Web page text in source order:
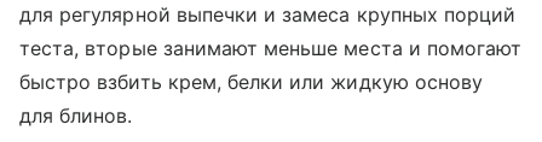
для регулярной выпечки и замеса крупных порций
теста, вторые занимают меньше места и помогают
быстро взбить крем, белки или жидкую основу
для блинов.